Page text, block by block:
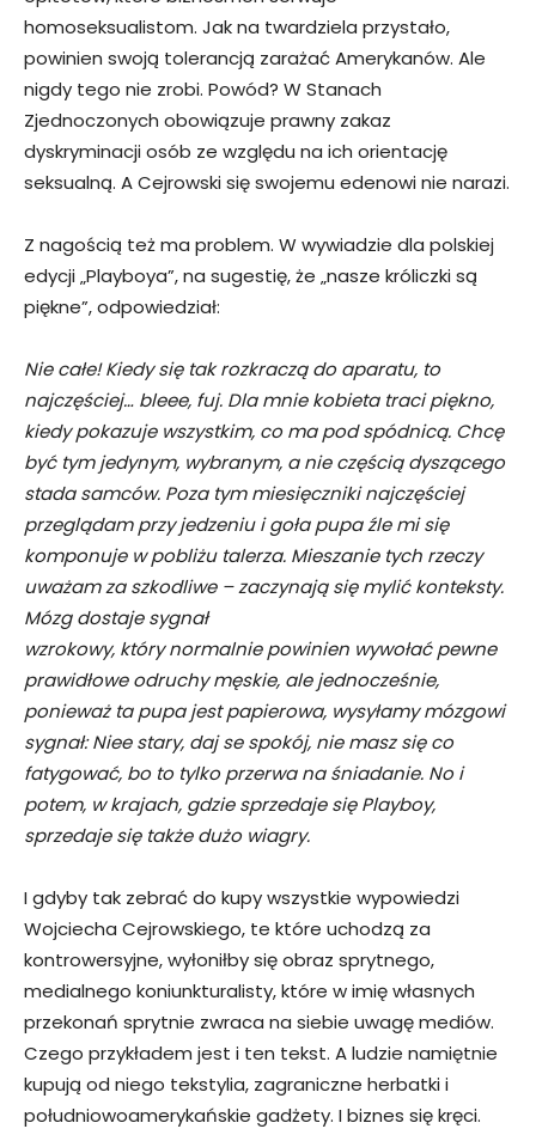
homoseksualistom. Jak na twardziela przystało,
powinien swoją tolerancją zarażać Amerykanów. Ale
nigdy tego nie zrobi. Powód? W Stanach
Zjednoczonych obowiązuje prawny zakaz
dyskryminacji osób ze względu na ich orientację
seksualną. A Cejrowski się swojemu edenowi nie narazi.
Z nagością też ma problem. W wywiadzie dla polskiej
edycji „Playboya”, na sugestię, że „nasze króliczki są
piękne”, odpowiedział:
Nie całe! Kiedy się tak rozkraczą do aparatu, to
najczęściej… bleee, fuj. Dla mnie kobieta traci piękno,
kiedy pokazuje wszystkim, co ma pod spódnicą. Chcę
być tym jedynym, wybranym, a nie częścią dyszącego
stada samców. Poza tym miesięczniki najczęściej
przeglądam przy jedzeniu i goła pupa źle mi się
komponuje w pobliżu talerza. Mieszanie tych rzeczy
uważam za szkodliwe – zaczynają się mylić konteksty.
Mózg dostaje sygnał
wzrokowy, który normalnie powinien wywołać pewne
prawidłowe odruchy męskie, ale jednocześnie,
ponieważ ta pupa jest papierowa, wysyłamy mózgowi
sygnał: Niee stary, daj se spokój, nie masz się co
fatygować, bo to tylko przerwa na śniadanie. No i
potem, w krajach, gdzie sprzedaje się Playboy,
sprzedaje się także dużo wiagry.
I gdyby tak zebrać do kupy wszystkie wypowiedzi
Wojciecha Cejrowskiego, te które uchodzą za
kontrowersyjne, wyłoniłby się obraz sprytnego,
medialnego koniunkturalisty, które w imię własnych
przekonań sprytnie zwraca na siebie uwagę mediów.
Czego przykładem jest i ten tekst. A ludzie namiętnie
kupują od niego tekstylia, zagraniczne herbatki i
południowoamerykańskie gadżety. I biznes się kręci.